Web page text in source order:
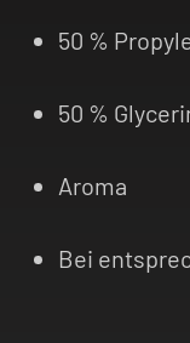
50 %
50 %
Aroma
Bei